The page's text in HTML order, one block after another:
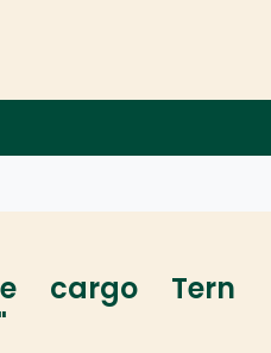
cargo Tern